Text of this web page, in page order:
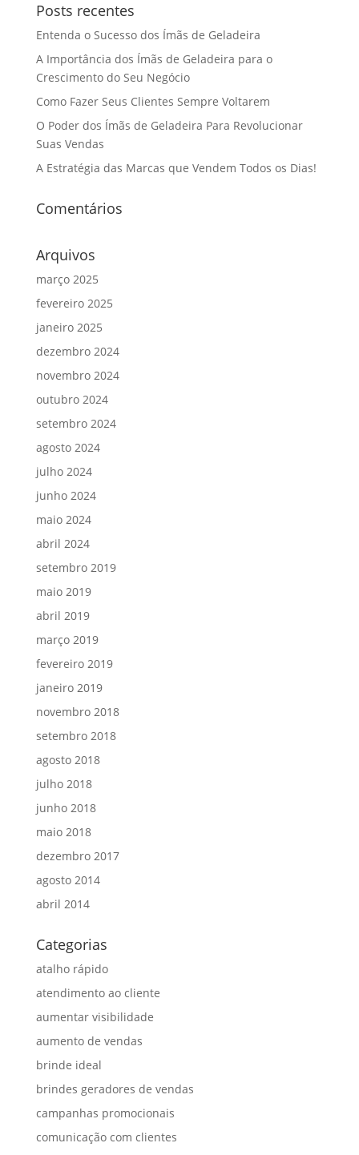
Posts recentes
Entenda o Sucesso dos Ímãs de Geladeira
A Importância dos Ímãs de Geladeira para o
Crescimento do Seu Negócio
Como Fazer Seus Clientes Sempre Voltarem
O Poder dos Ímãs de Geladeira Para Revolucionar
Suas Vendas
A Estratégia das Marcas que Vendem Todos os Dias!
Comentários
Arquivos
março 2025
fevereiro 2025
janeiro 2025
dezembro 2024
novembro 2024
outubro 2024
setembro 2024
agosto 2024
julho 2024
junho 2024
maio 2024
abril 2024
setembro 2019
maio 2019
abril 2019
março 2019
fevereiro 2019
janeiro 2019
novembro 2018
setembro 2018
agosto 2018
julho 2018
junho 2018
maio 2018
dezembro 2017
agosto 2014
abril 2014
Categorias
atalho rápido
atendimento ao cliente
aumentar visibilidade
aumento de vendas
brinde ideal
brindes geradores de vendas
campanhas promocionais
comunicação com clientes